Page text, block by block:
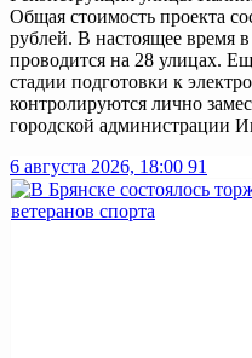
Общая стоимость проекта
рублей. В настоящее время
проводится на 28 улицах.
стадии подготовки к
контролируются лично
городской администрации
6 августа 2026, 18:00 91